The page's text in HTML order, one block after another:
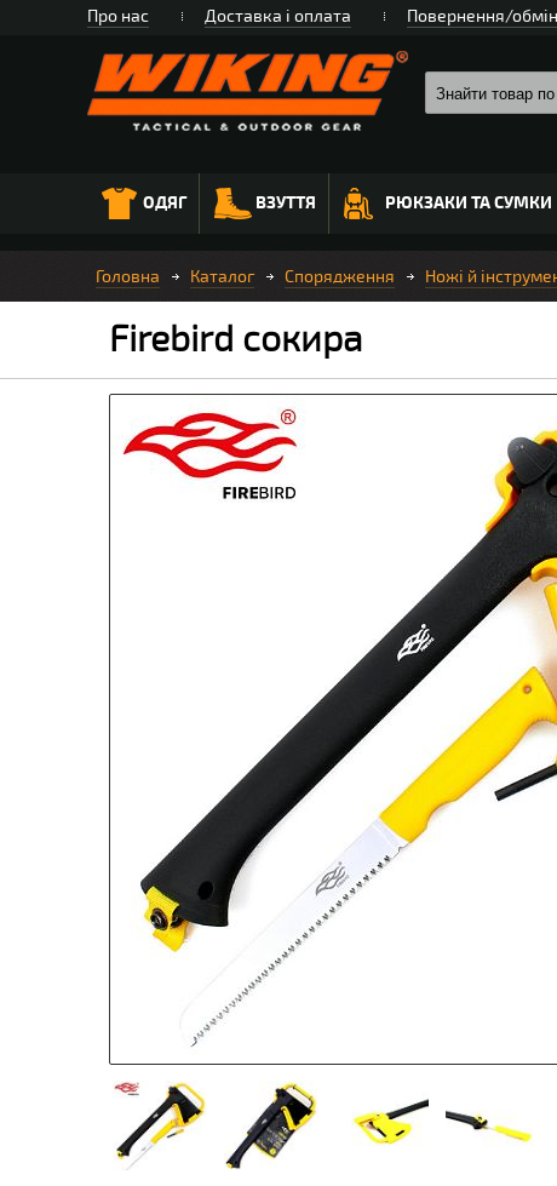
Про нас Доставка і оплата Повернення/обмін
ОДЯГ ВЗУТТЯ РЮКЗАКИ ТА СУМКИ
Головна Каталог Спорядження Ножі й
Firebird сокира